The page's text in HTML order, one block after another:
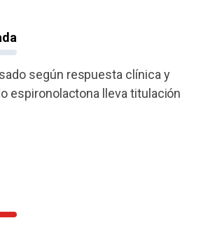
según respuesta clínica y
espironolactona lleva titulación